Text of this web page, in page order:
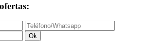
Ok